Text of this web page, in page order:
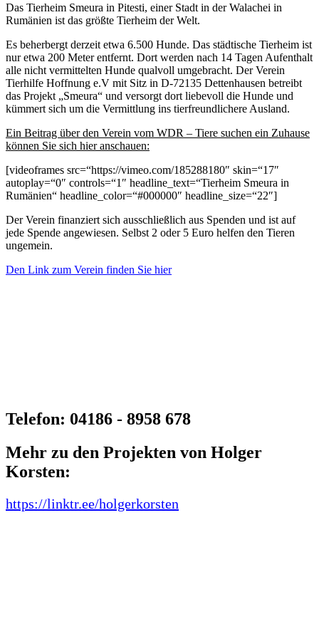
Das Tierheim Smeura in Pitesti, einer Stadt in der Walachei in
Rumänien ist das größte Tierheim der Welt.
Es beherbergt derzeit etwa 6.500 Hunde. Das städtische Tierheim ist
nur etwa 200 Meter entfernt. Dort werden nach 14 Tagen Aufenthalt
alle nicht vermittelten Hunde qualvoll umgebracht. Der Verein
Tierhilfe Hoffnung e.V mit Sitz in D-72135 Dettenhausen betreibt
das Projekt „Smeura“ und versorgt dort liebevoll die Hunde und
kümmert sich um die Vermittlung ins tierfreundlichere Ausland.
Ein Beitrag über den Verein vom WDR – Tiere suchen ein Zuhause
können Sie sich hier anschauen:
[videoframes src=“https://vimeo.com/185288180″ skin=“17″
autoplay=“0″ controls=“1″ headline_text=“Tierheim Smeura in
Rumänien“ headline_color=“#000000″ headline_size=“22″]
Der Verein finanziert sich ausschließlich aus Spenden und ist auf
jede Spende angewiesen. Selbst 2 oder 5 Euro helfen den Tieren
ungemein.
Den Link zum Verein finden Sie hier
Telefon: 04186 - 8958 678
Mehr zu den Projekten von Holger
Korsten:
https://linktr.ee/holgerkorsten